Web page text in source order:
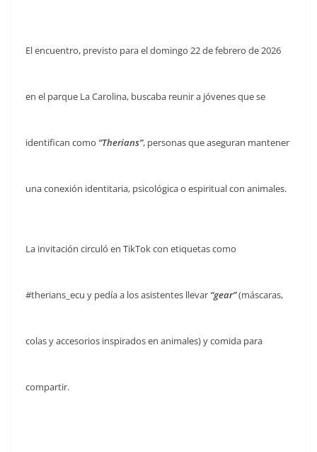
El encuentro, previsto para el domingo 22 de febrero de 2026
en el parque La Carolina, buscaba reunir a jóvenes que se
identifican como “Therians”, personas que aseguran mantener
una conexión identitaria, psicológica o espiritual con animales.
La invitación circuló en TikTok con etiquetas como
#therians_ecu y pedía a los asistentes llevar “gear”(máscaras,
colas y accesorios inspirados en animales) y comida para
compartir.